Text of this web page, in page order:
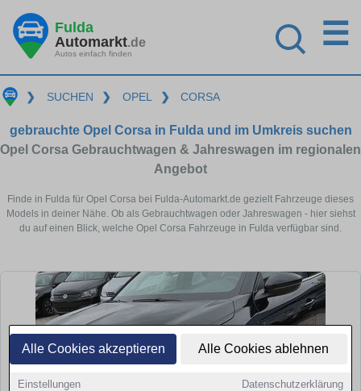
Alle Cookies akzeptieren Alle Cookies ablehnen
Einstellungen Datenschutzerklärung
Fulda
Automarkt.de
Autos einfach finden
☰
❯ SUCHEN ❯ OPEL ❯ CORSA
gebrauchte Opel Corsa in Fulda und im Umkreis suchen
Opel Corsa Gebrauchtwagen & Jahreswagen im regionalen
Angebot
Finde in Fulda für Opel Corsa bei Fulda-Automarkt.de gezielt Fahrzeuge dieses
Models in deiner Nähe. Ob als Gebrauchtwagen oder Jahreswagen - hier siehst
du auf einen Blick, welche Opel Corsa Fahrzeuge in Fulda verfügbar sind.